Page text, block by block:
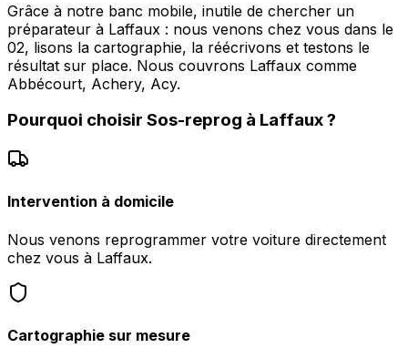
Grâce à notre banc mobile, inutile de chercher un
préparateur à Laffaux : nous venons chez vous dans le
02, lisons la cartographie, la réécrivons et testons le
résultat sur place. Nous couvrons Laffaux comme
Abbécourt, Achery, Acy.
Pourquoi choisir Sos-reprog à Laffaux?
Intervention à domicile
Nous venons reprogrammer votre voiture directement
chez vous à Laffaux.
Cartographie sur mesure